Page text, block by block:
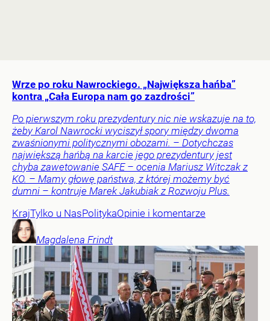
Wrze po roku Nawrockiego. „Największa hańba”
kontra „Cała Europa nam go zazdrości”
Po pierwszym roku prezydentury nic nie wskazuje na to,
żeby Karol Nawrocki wyciszył spory między dwoma
zwaśnionymi politycznymi obozami. – Dotychczas
największą hańbą na karcie jego prezydentury jest
chyba zawetowanie SAFE – ocenia Mariusz Witczak z
KO. – Mamy głowę państwa, z której możemy być
dumni – kontruje Marek Jakubiak z Rozwoju Plus.
KrajTylko u NasPolitykaOpinie i komentarze
Magdalena Frindt